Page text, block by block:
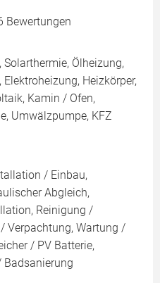
Bewertungen
Ölheizung,
Heizkörper,
Kamin / Ofen,
Umwälzpumpe, KFZ
/ Einbau,
Abgleich,
Reinigung /
Verpachtung, Wartung /
/ PV Batterie,
Badsanierung